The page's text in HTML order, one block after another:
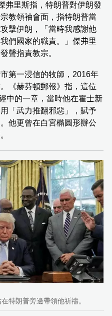
弗里斯指，特朗普對伊朗發
教領袖會面，指特朗普當
擊伊朗，「當時我感謝他
們國家的職責。」傑弗里
聲指責教宗。
第一浸信的牧師，2016年
《赫芬頓郵報》指，這位
中的一章，當時他在霍士新
「武力推翻邪惡」，賦予
他更曾在白宮橢圓形辦公
特朗普旁邊帶領他祈禱。